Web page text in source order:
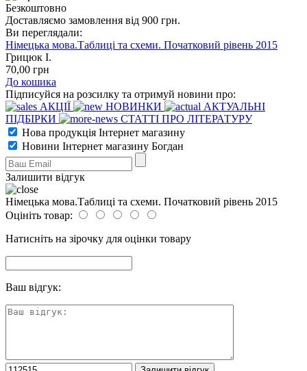
Безкоштовно
Доставляємо замовлення від 900 грн.
Ви переглядали:
Німецька мова.Таблиці та схеми. Початковий рівень 2015
Грицюк І.
70,00 грн
До кошика
Підписуйся на розсилку та отримуй новини про:
АКЦІЇ
НОВИНКИ
АКТУАЛЬНІ
ПІДБІРКИ
СТАТТІ ПРО ЛІТЕРАТУРУ
Нова продукція Інтернет магазину
Новини Інтернет магазину Богдан
Залишити відгук
Німецька мова.Таблиці та схеми. Початковий рівень 2015
Оцініть товар:
Натисніть на зірочку для оцінки товару
Ваш відгук: